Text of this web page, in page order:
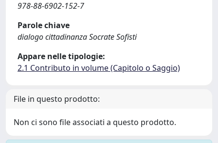
978-88-6902-152-7
Parole chiave
dialogo cittadinanza Socrate Sofisti
Appare nelle tipologie:
2.1 Contributo in volume (Capitolo o Saggio)
File in questo prodotto:
Non ci sono file associati a questo prodotto.